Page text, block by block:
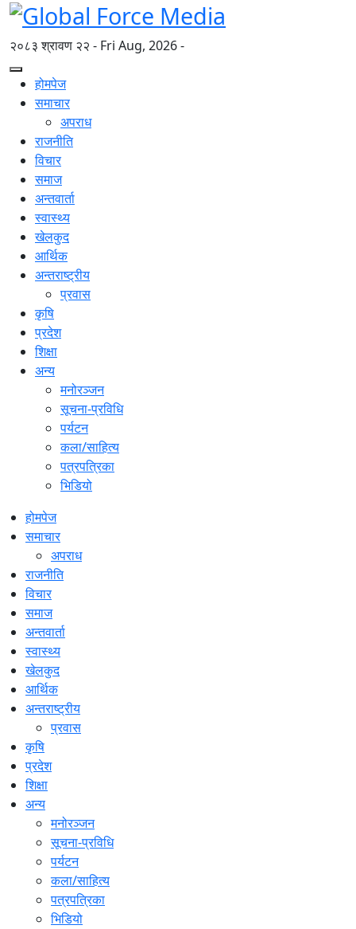
२०८३ श्रावण २२ - Fri Aug, 2026 -
होमपेज
समाचार
अपराध
राजनीति
विचार
समाज
अन्तवार्ता
स्वास्थ्य
खेलकुद
आर्थिक
अन्तराष्ट्रीय
प्रवास
कृषि
प्रदेश
शिक्षा
अन्य
मनोरञ्जन
सूचना-प्रविधि
पर्यटन
कला/साहित्य
पत्रपत्रिका
भिडियो
होमपेज
समाचार
अपराध
राजनीति
विचार
समाज
अन्तवार्ता
स्वास्थ्य
खेलकुद
आर्थिक
अन्तराष्ट्रीय
प्रवास
कृषि
प्रदेश
शिक्षा
अन्य
मनोरञ्जन
सूचना-प्रविधि
पर्यटन
कला/साहित्य
पत्रपत्रिका
भिडियो